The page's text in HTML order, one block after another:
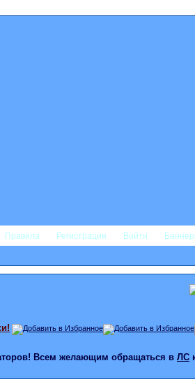
Правила Регистрация Войти
Всем желающим обращаться в ЛС